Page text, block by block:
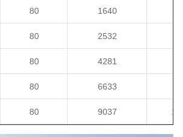
80 1640
80 2532
80 4281
80 6633
80 9037